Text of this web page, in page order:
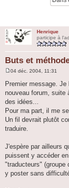
Henrique
participe à
Buts et
s
s
g
e
04 déc. 2004, 11:31
Premier message.
nouveau forum, suite
des idées...
Pour ma part, il me
Un fil devrait plutôt
traduire.
J'espère par ailleurs
puissent y accéder
"traducteurs" (groupe
y poster sans